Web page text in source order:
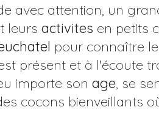
avec attention, un
leurs activites en petits
pour connaître
présent et à l'écoute
importe son age, se
cocons bienveillants